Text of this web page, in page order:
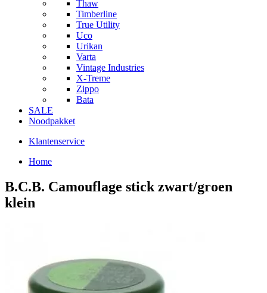
Thaw
Timberline
True Utility
Uco
Urikan
Varta
Vintage Industries
X-Treme
Zippo
Bata
SALE
Noodpakket
Klantenservice
Home
B.C.B. Camouflage stick zwart/groen
klein